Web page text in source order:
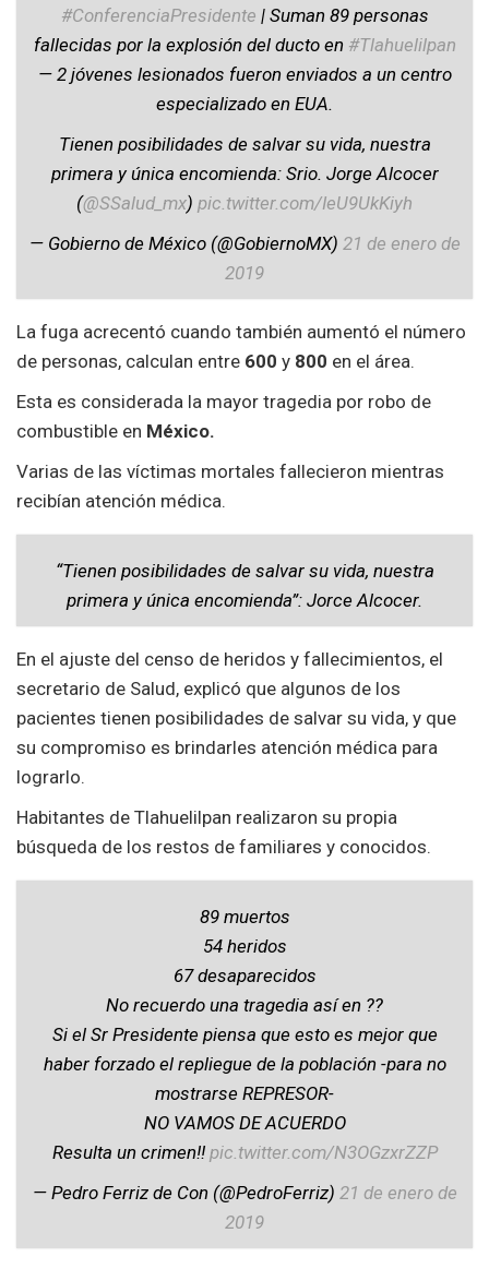
#ConferenciaPresidente | Suman 89 personas
fallecidas por la explosión del ducto en #Tlahuelilpan
— 2 jóvenes lesionados fueron enviados a un centro
especializado en EUA.
Tienen posibilidades de salvar su vida, nuestra
primera y única encomienda: Srio. Jorge Alcocer
(@SSalud_mx) pic.twitter.com/IeU9UkKiyh
— Gobierno de México (@GobiernoMX) 21 de enero de
2019
La fuga acrecentó cuando también aumentó el número
de personas, calculan entre 600 y 800 en el área.
Esta es considerada la mayor tragedia por robo de
combustible en México.
Varias de las víctimas mortales fallecieron mientras
recibían atención médica.
“Tienen posibilidades de salvar su vida, nuestra
primera y única encomienda”: Jorce Alcocer.
En el ajuste del censo de heridos y fallecimientos, el
secretario de Salud, explicó que algunos de los
pacientes tienen posibilidades de salvar su vida, y que
su compromiso es brindarles atención médica para
lograrlo.
Habitantes de Tlahuelilpan realizaron su propia
búsqueda de los restos de familiares y conocidos.
89 muertos
54 heridos
67 desaparecidos
No recuerdo una tragedia así en ??
Si el Sr Presidente piensa que esto es mejor que
haber forzado el repliegue de la población -para no
mostrarse REPRESOR-
NO VAMOS DE ACUERDO
Resulta un crimen!! pic.twitter.com/N3OGzxrZZP
— Pedro Ferriz de Con (@PedroFerriz) 21 de enero de
2019